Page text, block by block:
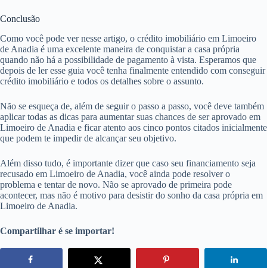
Conclusão
Como você pode ver nesse artigo, o crédito imobiliário em Limoeiro
de Anadia é uma excelente maneira de conquistar a casa própria
quando não há a possibilidade de pagamento à vista. Esperamos que
depois de ler esse guia você tenha finalmente entendido com conseguir
crédito imobiliário e todos os detalhes sobre o assunto.
Não se esqueça de, além de seguir o passo a passo, você deve também
aplicar todas as dicas para aumentar suas chances de ser aprovado em
Limoeiro de Anadia e ficar atento aos cinco pontos citados inicialmente
que podem te impedir de alcançar seu objetivo.
Além disso tudo, é importante dizer que caso seu financiamento seja
recusado em Limoeiro de Anadia, você ainda pode resolver o
problema e tentar de novo. Não se aprovado de primeira pode
acontecer, mas não é motivo para desistir do sonho da casa própria em
Limoeiro de Anadia.
Compartilhar é se importar!